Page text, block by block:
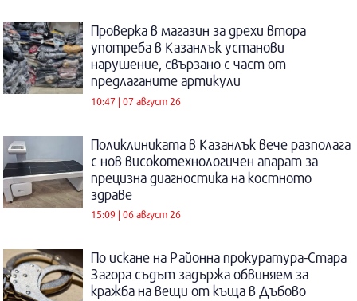
Проверка в магазин за дрехи втора
употреба в Казанлък установи
нарушение, свързано с част от
предлаганите артикули
10:47 | 07 август 26
Поликлиниката в Казанлък вече разполага
с нов високотехнологичен апарат за
прецизна диагностика на костното
здраве
15:09 | 06 август 26
По искане на Районна прокуратура-Стара
Загора съдът задържа обвиняем за
кражба на вещи от къща в Дъбово